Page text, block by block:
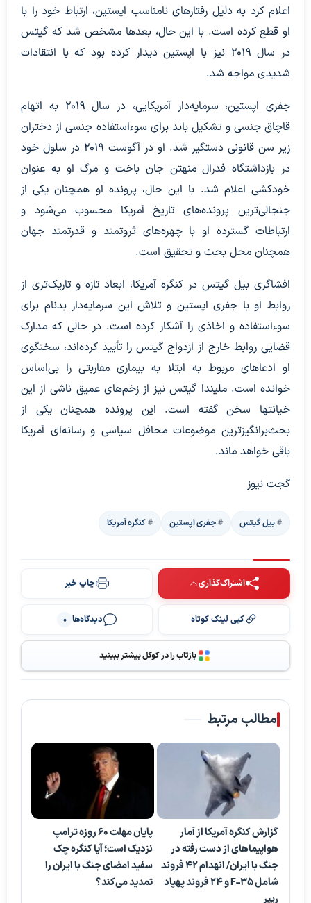
اعلام کرد به دلیل رفتارهای نامناسب اپستین، ارتباط خود را با
او قطع کرده است. با این حال، بعدها مشخص شد که گیتس
در سال ۲۰۱۹ نیز با اپستین دیدار کرده بود که با انتقادات
شدیدی مواجه شد.
جفری اپستین، سرمایه‌دار آمریکایی، در سال ۲۰۱۹ به اتهام
قاچاق جنسی و تشکیل باند برای سوءاستفاده جنسی از دختران
زیر سن قانونی دستگیر شد. او در آگوست ۲۰۱۹ در سلول خود
در بازداشتگاه فدرال منهتن جان باخت و مرگ او به عنوان
خودکشی اعلام شد. با این حال، پرونده او همچنان یکی از
جنجالی‌ترین پرونده‌های تاریخ آمریکا محسوب می‌شود و
ارتباطات گسترده او با چهره‌های ثروتمند و قدرتمند جهان
همچنان محل بحث و تحقیق است.
افشاگری بیل گیتس در کنگره آمریکا، ابعاد تازه و تاریک‌تری از
روابط او با جفری اپستین و تلاش این سرمایه‌دار بدنام برای
سوءاستفاده و اخاذی را آشکار کرده است. در حالی که مدارک
قضایی روابط خارج از ازدواج گیتس را تأیید کرده‌اند، سخنگوی
او ادعاهای مربوط به ابتلا به بیماری مقاربتی را بی‌اساس
خوانده است. ملیندا گیتس نیز از زخم‌های عمیق ناشی از این
خیانتها سخن گفته است. این پرونده همچنان یکی از
بحث‌برانگیزترین موضوعات محافل سیاسی و رسانه‌ای آمریکا
باقی خواهد ماند.
گجت نیوز
بیل گیتس جفری اپستین کنگره آمریکا
اشتراک‌گذاری چاپ خبر
کپی لینک کوتاه دیدگاه‌ها 0
بازتاب را در گوگل بیشتر ببینید
مطالب مرتبط
گزارش کنگره آمریکا از آمار
هواپیماهای از دست رفته در
جنگ با ایران/ انهدام ۴۲ فروند
شامل F-35 و ۲۴ فروند پهپاد
ریپر
پایان مهلت 60 روزه ترامپ
نزدیک است؛ آیا کنگره چک
سفید امضای جنگ با ایران را
تمدید می‌کند؟